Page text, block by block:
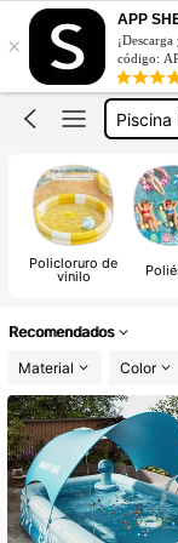
×
APP
código:
Picinas
Piscina
Piscina
Piscina
Piscina
Policloruro de
vinilo
Recomendados
Material
Color